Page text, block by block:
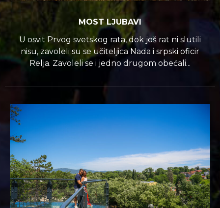
MOST LJUBAVI
U osvit Prvog svetskog rata, dok još rat ni slutili
nisu, zavoleli su se učiteljica Nada i srpski oficir
Relja. Zavoleli se i jedno drugom obećali...